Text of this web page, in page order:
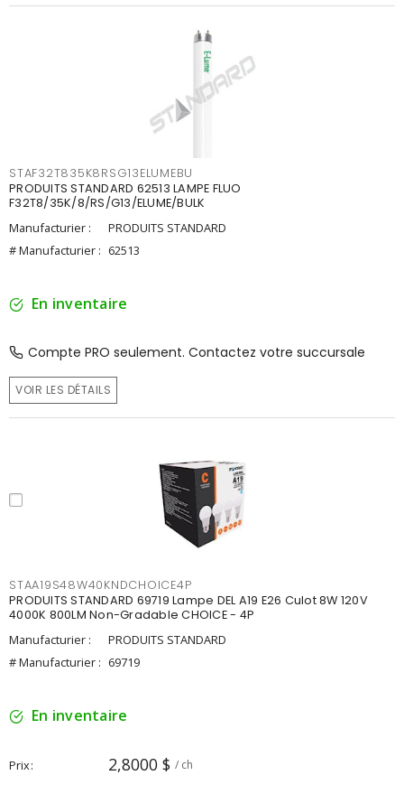
STAF32T835K8RSG13ELUMEBU
PRODUITS STANDARD 62513 LAMPE FLUO
F32T8/35K/8/RS/G13/ELUME/BULK
Manufacturier :
PRODUITS STANDARD
# Manufacturier : 62513
En inventaire
Compte PRO seulement. Contactez votre succursale
VOIR LES DÉTAILS
STAA19S48W40KNDCHOICE4P
PRODUITS STANDARD 69719 Lampe DEL A19 E26 Culot 8W 120V
4000K 800LM Non-Gradable CHOICE - 4P
Manufacturier :
PRODUITS STANDARD
# Manufacturier : 69719
En inventaire
Prix 2,8000 $ / ch